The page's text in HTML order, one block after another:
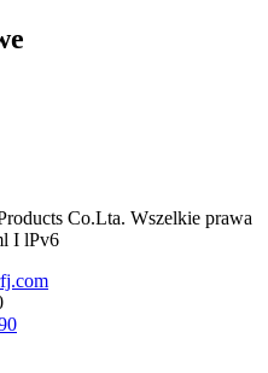
Co.Lta. Wszelkie prawa
I lPv6